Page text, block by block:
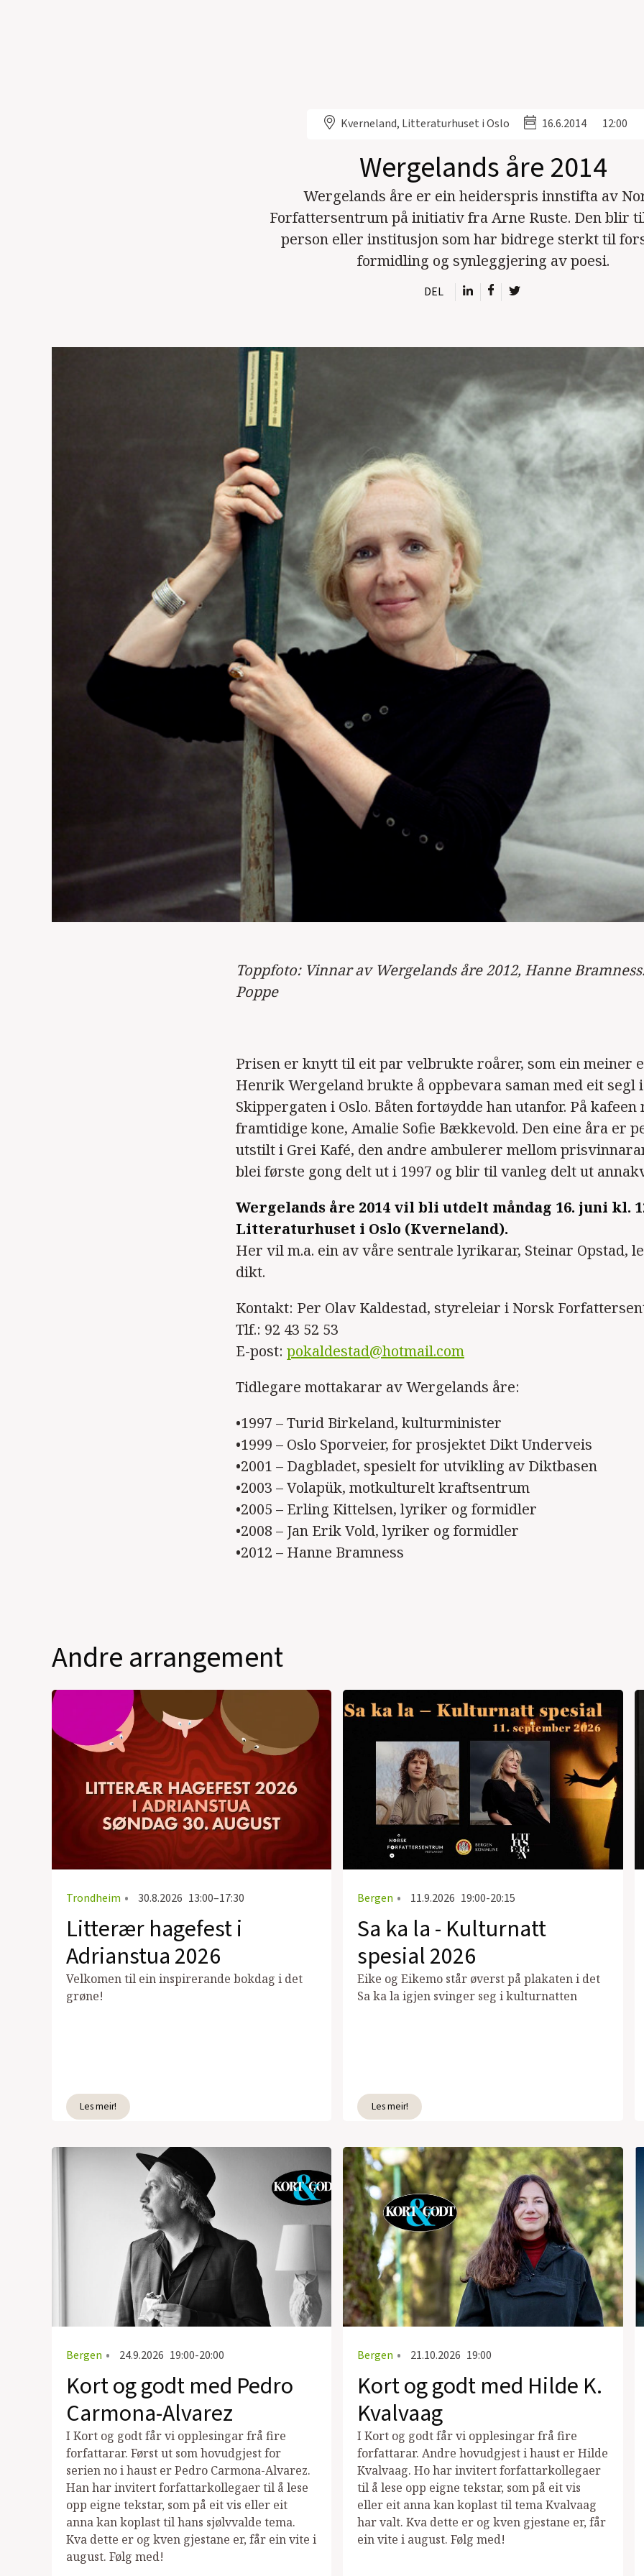
Kverneland, Litteraturhuset i Oslo 16.6.2014 12:00
Wergelands åre 2014
Wergelands åre er ein heiderspris innstifta av
Forfattersentrum på initiativ fra Arne Ruste. Den blir
person eller institusjon som har bidrege sterkt til
formidling og synleggjering av poesi.
DEL
Toppfoto: Vinnar av Wergelands åre 2012, Hanne
Poppe
Prisen er knytt til eit par velbrukte roårer, som ein meiner
Henrik Wergeland brukte å oppbevara saman med eit segl
Skippergaten i Oslo. Båten fortøydde han utanfor. På kafeen
framtidige kone, Amalie Sofie Bækkevold. Den eine åra er
utstilt i Grei Kafé, den andre ambulerer mellom
blei første gong delt ut i 1997 og blir til vanleg delt ut
Wergelands åre 2014 vil bli utdelt måndag 16. juni kl.
Litteraturhuset i Oslo (Kverneland).
Her vil m.a. ein av våre sentrale lyrikarar, Steinar Opstad,
dikt.
Kontakt: Per Olav Kaldestad, styreleiar i Norsk
Tlf.: 92 43 52 53
E-post: pokaldestad@hotmail.com
Tidlegare mottakarar av Wergelands åre:
•1997 – Turid Birkeland, kulturminister
•1999 – Oslo Sporveier, for prosjektet Dikt Underveis
•2001 – Dagbladet, spesielt for utvikling av Diktbasen
•2003 – Volapük, motkulturelt kraftsentrum
•2005 – Erling Kittelsen, lyriker og formidler
•2008 – Jan Erik Vold, lyriker og formidler
•2012 – Hanne Bramness
Andre arrangement
Trondheim • 30.8.2026 13:00–17:30
Litterær hagefest i
Adrianstua 2026
Velkomen til ein inspirerande bokdag i det
grøne!
Les meir!
Bergen • 11.9.2026 19:00-20:15
Sa ka la - Kulturnatt
spesial 2026
Eike og Eikemo står øverst på plakaten i det
Sa ka la igjen svinger seg i kulturnatten
Les meir!
Bergen • 24.9.2026 19:00-20:00
Kort og godt med Pedro
Carmona-Alvarez
I Kort og godt får vi opplesingar frå fire
forfattarar. Først ut som hovudgjest for
serien no i haust er Pedro Carmona-Alvarez.
Han har invitert forfattarkollegaer til å lese
opp eigne tekstar, som på eit vis eller eit
anna kan koplast til hans sjølvvalde tema.
Kva dette er og kven gjestane er, får ein vite i
august. Følg med!
Bergen • 21.10.2026 19:00
Kort og godt med Hilde K.
Kvalvaag
I Kort og godt får vi opplesingar frå fire
forfattarar. Andre hovudgjest i haust er Hilde
Kvalvaag. Ho har invitert forfattarkollegaer
til å lese opp eigne tekstar, som på eit vis
eller eit anna kan koplast til tema Kvalvaag
har valt. Kva dette er og kven gjestane er, får
ein vite i august. Følg med!